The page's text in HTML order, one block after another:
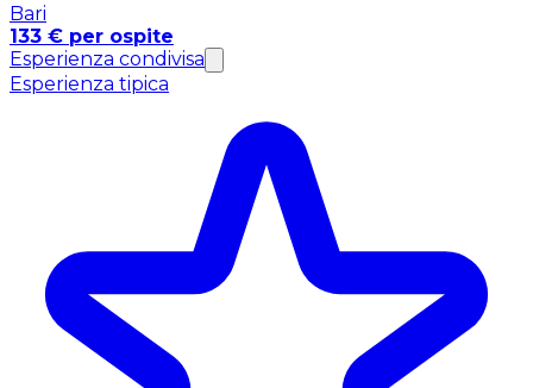
Bari
133 € per ospite
Esperienza condivisa
Esperienza tipica